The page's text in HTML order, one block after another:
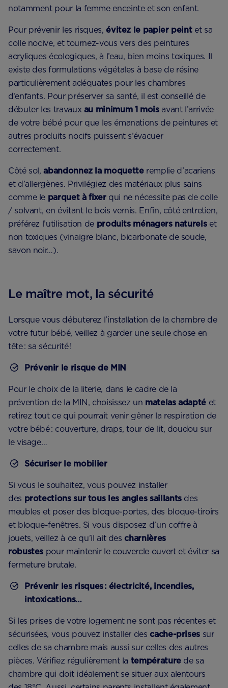
notamment pour la femme enceinte et son enfant.
Pour prévenir les risques,évitez le papier peint et sa
colle nocive, et tournez-vous vers des peintures
acryliques écologiques, à l’eau, bien moins toxiques. Il
existe des formulations végétales à base de résine
particulièrement adéquates pour les chambres
d’enfants. Pour préserver sa santé, il est conseillé de
débuter les travaux au minimum 1 moisavant l’arrivée
de votre bébé pour que les émanations de peintures et
autres produits nocifs puissent s’évacuer
correctement.
Côté sol,abandonnez la moquetteremplie d’acariens
et d’allergènes. Privilégiez des matériaux plus sains
comme le parquet à fixerqui ne nécessite pas de colle
/ solvant, en évitant le bois vernis. Enfin, côté entretien,
préférez l’utilisation de produits ménagers naturelset
non toxiques (vinaigre blanc, bicarbonate de soude,
savon noir…).
Le maître mot, la sécurité
Lorsque vous débuterez l’installation de la chambre de
votre futur bébé, veillez à garder une seule chose en
tête : sa sécurité !
Prévenir le risque de MIN
Pour le choix de la literie, dans le cadre de la
prévention de la MIN, choisissez un matelas adapté et
retirez tout ce qui pourrait venir gêner la respiration de
votre bébé : couverture, draps, tour de lit, doudou sur
le visage…
Sécuriser le mobilier
Si vous le souhaitez, vous pouvez installer
des protections sur tous les angles saillants des
meubles et poser des bloque-portes, des bloque-tiroirs
et bloque-fenêtres. Si vous disposez d’un coffre à
jouets, veillez à ce qu’il ait descharnières
robustes pour maintenir le couvercle ouvert et éviter sa
fermeture brutale.
Prévenir les risques : électricité, incendies,
intoxications…
Si les prises de votre logement ne sont pas récentes et
sécurisées, vous pouvez installer descache-prises sur
celles de sa chambre mais aussi sur celles des autres
pièces. Vérifiez régulièrement la température de sa
chambre qui doit idéalement se situer aux alentours